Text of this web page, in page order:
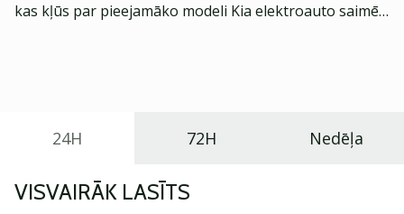
kas kļūs par pieejamāko modeli Kia elektroauto saimē
24H 72H Nedēļa
VISVAIRĀK LASĪTS